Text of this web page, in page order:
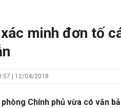
minh đơn tố
| 12/04/2018
phòng Chính phủ vừa có văn